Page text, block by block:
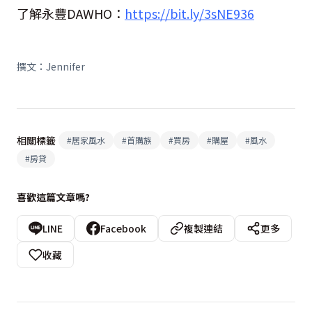
了解永豐DAWHO： https://bit.ly/3sNE936
撰文：Jennifer
相關標籤 #居家風水 #首購族 #買房 #購屋 #風水
#房貸
喜歡這篇文章嗎?
LINE Facebook 複製連結
更多
收藏